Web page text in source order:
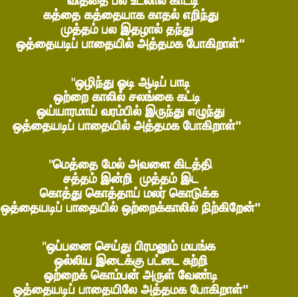
கத்தை கத்தையாக காதல் எறிந்து
முத்தம் பல இதழால் தந்து
ஒத்தையடிப் பாதையில் அத்தமக போகிறாள்"
"ஒழிந்து ஓடி ஆடிப் பாடி
ஒற்றை காலில் சலங்கை கட்டி
ஒய்யாரமாய் வரம்பில் இருந்து எழுந்து
ஒத்தையடிப் பாதையில் அத்தமக போகிறாள்"
"மெத்தை மேல் அவளை கிடத்தி
சத்தம் இன்றி முத்தம் இட
கொத்து கொத்தாய் மலர் கொடுக்க
ஒத்தையடிப் பாதையில் ஒற்றைக்காலில் நிற்கிறேன்"
"ஒப்பனை செய்து பிரமனும் மயங்க
ஒல்லிய இடைக்கு பட்டை சுற்றி
ஒற்றைக் கொம்பன் அருள் வேண்டி
ஒத்தையடிப் பாதையிலே அத்தமக போகிறாள்"